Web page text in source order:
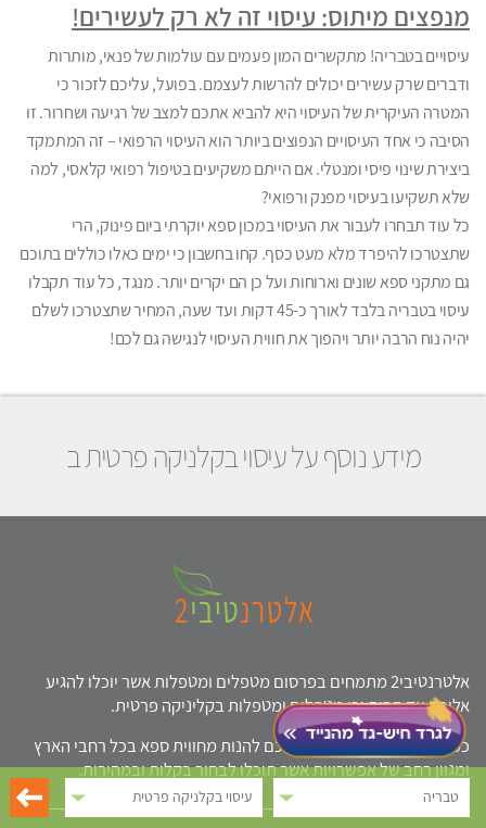
טבריה עיסוי בקלניקה פרטית
מנפצים מיתוס: עיסוי זה לא רק לעשירים!
עיסויים בטבריה! מתקשרים המון פעמים עם עולמות של פנאי, מותרות
ודברים שרק עשירים יכולים להרשות לעצמם. בפועל, עליכם לזכור כי
המטרה העיקרית של העיסוי היא להביא אתכם למצב של רגיעה ושחרור. זו
הסיבה כי אחד העיסויים הנפוצים ביותר הוא העיסוי הרפואי – זה המתמקד
ביצירת שינוי פיסי ומנטלי. אם הייתם משקיעים בטיפול רפואי קלאסי, למה
שלא תשקיעו בעיסוי מפנק ורפואי?
כל עוד תבחרו לעבור את העיסוי במכון ספא יוקרתי ביום פינוק, הרי
שתצטרכו להיפרד מלא מעט כסף. קחו בחשבון כי ימים כאלו כוללים בתוכם
גם מתקני ספא שונים וארוחות ועל כן הם יקרים יותר. מנגד, כל עוד תקבלו
עיסוי בטבריה בלבד לאורך כ-45 דקות ועד שעה, המחיר שתצטרכו לשלם
יהיה נוח הרבה יותר ויהפוך את חווית העיסוי לנגישה גם לכם!
מידע נוסף על עיסוי בקלניקה פרטית ב
אלטרנטיבי2 מתמחים בפרסום מטפלים ומטפלות אשר יוכלו להגיע
אליכם עד הבית וכן מטפלים ומטפלות בקליניקה פרטית.
כמו כן אלטרנטיבי2 מזמין אתכם להנות מחווית ספא בכל רחבי הארץ
ומגוון רחב של אפשרויות אשר תוכלו לבחור בקלות ובמהירות.